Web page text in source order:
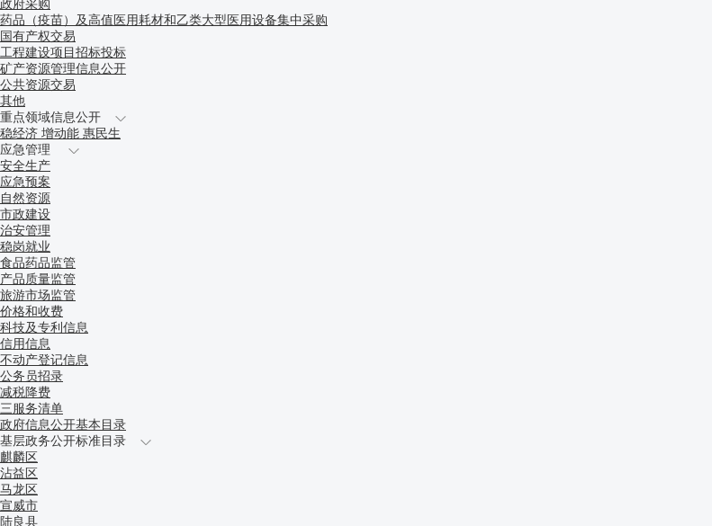
政府采购
药品（疫苗）及高值医用耗材和乙类大型医用设备集中采购
国有产权交易
工程建设项目招标投标
矿产资源管理信息公开
公共资源交易
其他
重点领域信息公开
稳经济 增动能 惠民生
应急管理
安全生产
应急预案
自然资源
市政建设
治安管理
稳岗就业
食品药品监管
产品质量监管
旅游市场监管
价格和收费
科技及专利信息
信用信息
不动产登记信息
公务员招录
减税降费
三服务清单
政府信息公开基本目录
基层政务公开标准目录
麒麟区
沾益区
马龙区
宣威市
陆良县